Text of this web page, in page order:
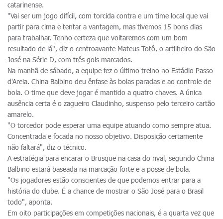
catarinense.
"Vai ser um jogo difícil, com torcida contra e um time local que vai
partir para cima e tentar a vantagem, mas tivemos 15 bons dias
para trabalhar. Tenho certeza que voltaremos com um bom
resultado de lá", diz o centroavante Mateus Totô, o artilheiro do São
José na Série D, com três gols marcados.
Na manhã de sábado, a equipe fez o último treino no Estádio Passo
d'Areia. China Balbino deu ênfase às bolas paradas e ao controle de
bola. O time que deve jogar é mantido a quatro chaves. A única
ausência certa é o zagueiro Claudinho, suspenso pelo terceiro cartão
amarelo.
"O torcedor pode esperar uma equipe atuando como sempre atua.
Concentrada e focada no nosso objetivo. Disposição certamente
não faltará", diz o técnico.
A estratégia para encarar o Brusque na casa do rival, segundo China
Balbino estará baseada na marcação forte e a posse de bola.
"Os jogadores estão conscientes de que podemos entrar para a
história do clube. É a chance de mostrar o São José para o Brasil
todo", aponta.
Em oito participações em competições nacionais, é a quarta vez que